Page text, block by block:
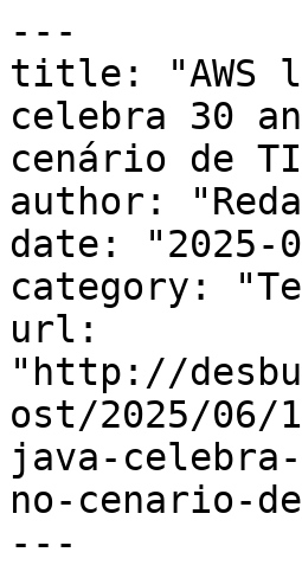
---
title: "AWS
celebra 30
cenário de
author:
date: "2025-
category:
url:
"http://
ost/2025/
java-
no-cenario-
---